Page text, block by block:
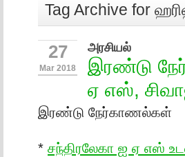
Tag Archive for
27
Mar 2018
அரசியல்
இரண்டு
ஏ எஸ்,
இரண்டு நேர்காணல்கள்
* சந்திரலேகா ஐ ஏ எஸ்